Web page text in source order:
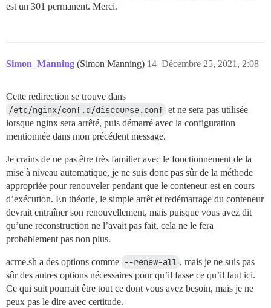
est un 301 permanent. Merci.
Simon_Manning (Simon Manning) Décembre 25, 2021, 2:08
14
Cette redirection se trouve dans
/etc/nginx/conf.d/discourse.conf et ne sera pas utilisée
lorsque nginx sera arrêté, puis démarré avec la configuration
mentionnée dans mon précédent message.
Je crains de ne pas être très familier avec le fonctionnement de la
mise à niveau automatique, je ne suis donc pas sûr de la méthode
appropriée pour renouveler pendant que le conteneur est en cours
d’exécution. En théorie, le simple arrêt et redémarrage du conteneur
devrait entraîner son renouvellement, mais puisque vous avez dit
qu’une reconstruction ne l’avait pas fait, cela ne le fera
probablement pas non plus.
acme.sh a des options comme --renew-all , mais je ne suis pas
sûr des autres options nécessaires pour qu’il fasse ce qu’il faut ici.
Ce qui suit pourrait être tout ce dont vous avez besoin, mais je ne
peux pas le dire avec certitude.